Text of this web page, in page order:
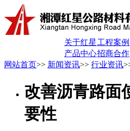
关于红星 工程案例
产品中心招商合作
网站首页>> 新闻资讯>> 行业资讯
改善沥青路面
要性